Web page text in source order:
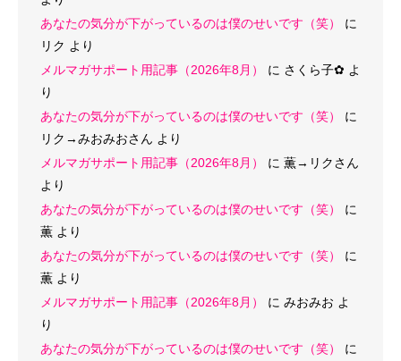
あなたの気分が下がっているのは僕のせいです（笑）
に
リク より
メルマガサポート用記事（2026年8月）
に さくら子‪✿ よ
り
あなたの気分が下がっているのは僕のせいです（笑）
に
リク→みおみおさん より
メルマガサポート用記事（2026年8月）
に 薫→リクさん
より
あなたの気分が下がっているのは僕のせいです（笑）
に
薫 より
あなたの気分が下がっているのは僕のせいです（笑）
に
薫 より
メルマガサポート用記事（2026年8月）
に みおみお よ
り
あなたの気分が下がっているのは僕のせいです（笑）
に